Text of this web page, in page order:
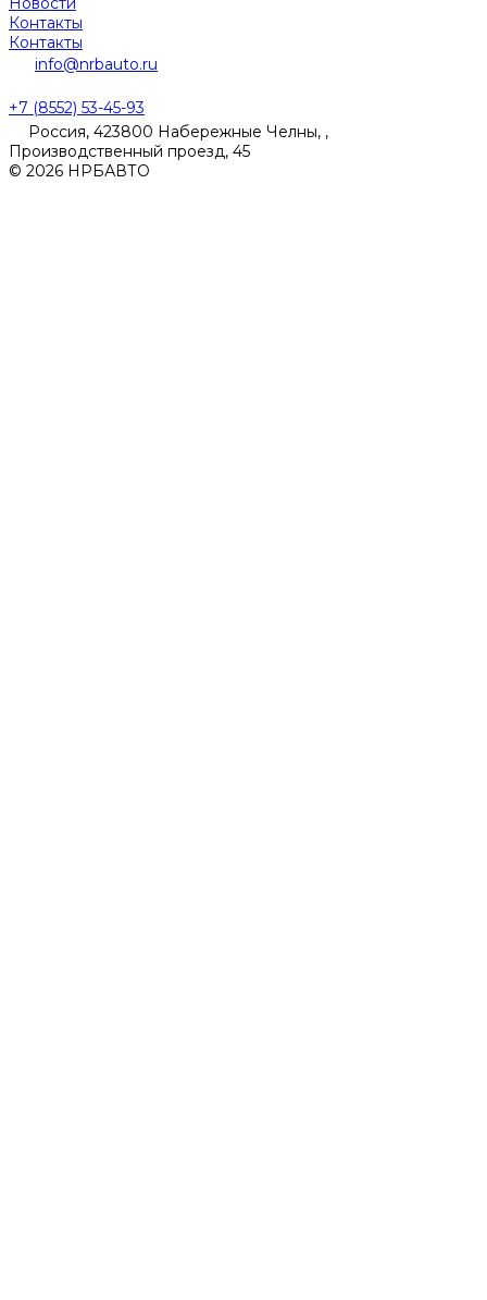
Контакты
Контакты
info@nrbauto.ru
+7 (8552) 53-45-93
Россия, 423800 Набережные Челны, ,
Производственный проезд, 45
© 2026 НРБАВТО